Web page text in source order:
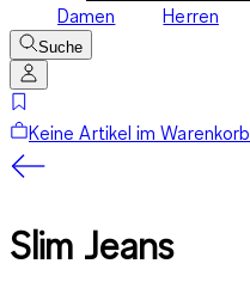
Damen Herren
Suche
Keine Artikel im Warenkorb
Slim Jeans